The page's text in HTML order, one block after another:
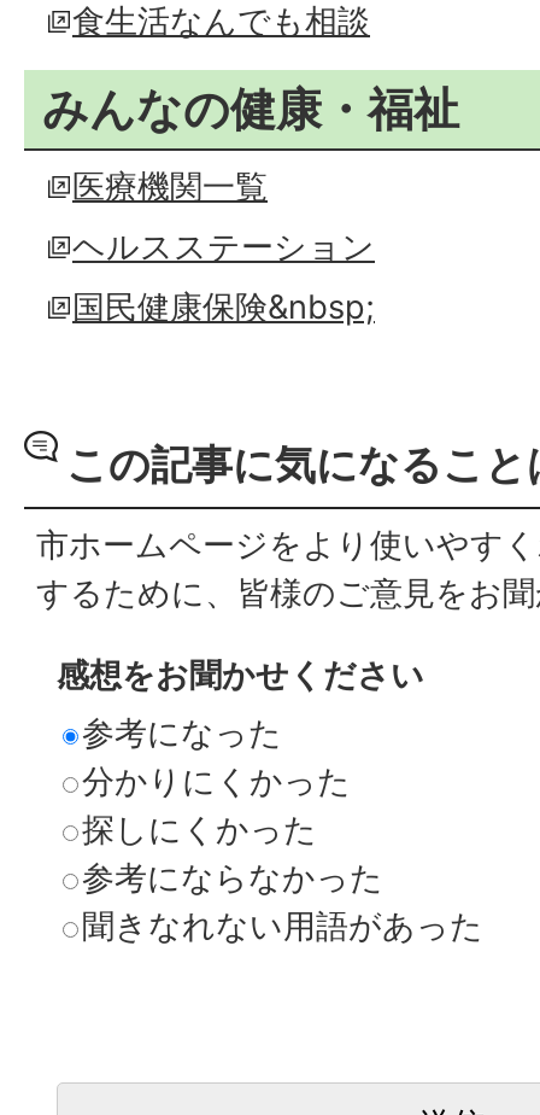
食生活なんでも相談
みんなの健康・福祉
医療機関一覧
ヘルスステーション
国民健康保険&nbsp;
この記事に気になるこ
市ホームページをより使いやす
するために、皆様のご意見をお
感想をお聞かせください
参考になった
分かりにくかった
探しにくかった
参考にならなかった
聞きなれない用語があった